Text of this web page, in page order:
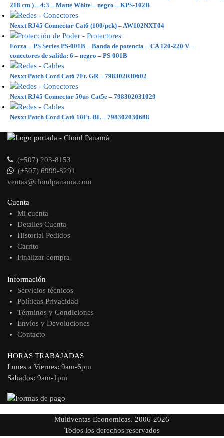
218 cm ) – 4:3 – Matte White – negro – KPS-102B
Nexxt RJ45 Connector Cat6 (100/pck) – AW102NXT04
Forza – PS Series PS-001B – Banda de potencia – CA 120-220 V –
conectores de salida: 6 – negro – PS-001B
Nexxt Patch Cord Cat6 7Ft. GR – 798302030602
Nexxt RJ45 Connector 50u» Cat5e – 798302031029
Nexxt Patch Cord Cat6 10Ft. BL – 798302030688
(+507) 203-8153
(+507) 6999-8291
ventas@cloudpanama.com
Cuenta
Mi cuenta
Detalles Cuenta
Historial Pedidos
Carrito
Finalizar compra
Información
Servicios técnicos
Políticas Privacidad
Términos y Condiciones
Envíos y Devoluciones
Contacto
HORAS TRABAJADAS
Lunes a Viernes: 9am-6pm
Sábados: 9am-1pm
Multiventas Economicas. 2006-2026
Todos los derechos reservados